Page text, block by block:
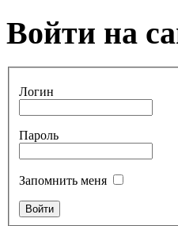
Войти на
Логин
Пароль
Запомнить меня